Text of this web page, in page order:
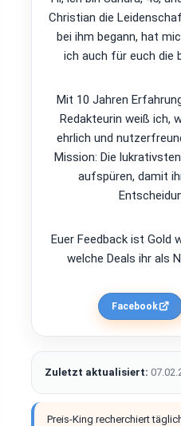
Christian die
bei ihm begann, hat
ich auch für euch die
Mit 10 Jahren
Redakteurin weiß ich,
ehrlich und
Mission: Die
aufspüren, damit
Euer Feedback ist Gold
welche Deals ihr als
Facebook
Zuletzt aktualisiert:
Preis-King recherchiert